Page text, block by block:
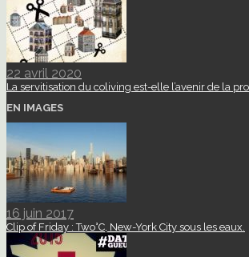
22 avril 2020
La servitisation du coliving est-elle l’avenir de la
EN IMAGES
16 juin 2017
Clip of Friday : Two°C, New-York City sous les eaux.